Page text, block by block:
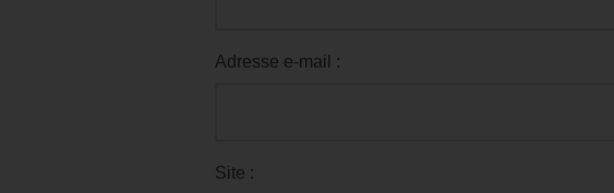
Adresse e-mail :
Site :